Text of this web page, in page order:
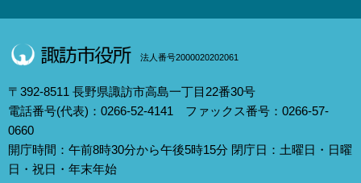
法人番号2000020202061
〒392-8511 長野県諏訪市高島一丁目22番30号
電話番号(代表)：0266-52-4141 ファックス番号：0266-57-
0660
開庁時間：午前8時30分から午後5時15分 閉庁日：土曜日・日曜
日・祝日・年末年始